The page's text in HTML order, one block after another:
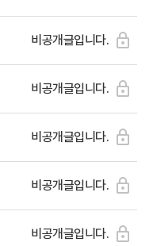
비공개글입니다.
비공개글입니다.
비공개글입니다.
비공개글입니다.
비공개글입니다.